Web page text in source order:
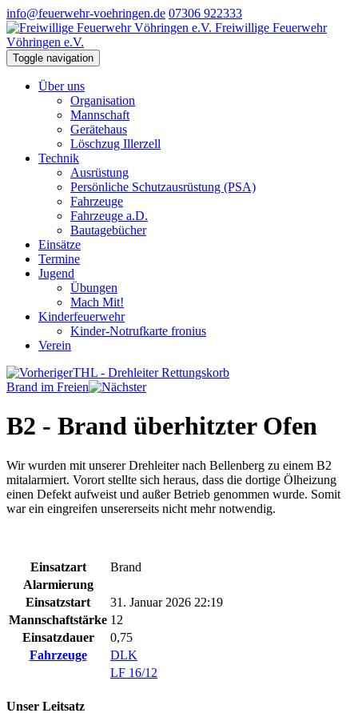
info@feuerwehr-voehringen.de 07306 922333
Freiwillige Feuerwehr
Vöhringen e.V.
Toggle navigation
Über uns
Organisation
Mannschaft
Gerätehaus
Löschzug Illerzell
Technik
Ausrüstung
Persönliche Schutzausrüstung (PSA)
Fahrzeuge
Fahrzeuge a.D.
Bautagebücher
Einsätze
Termine
Jugend
Übungen
Mach Mit!
Kinderfeuerwehr
Kinder-Notrufkarte fronius
Verein
THL - Drehleiter Rettungskorb
Brand im Freien
B2 - Brand überhitzter Ofen
Wir wurden mit unserer Drehleiter nach Bellenberg zu einem B2
mitalarmiert. Vorort stellte sich heraus, dass die dortige Ölheizung
einen Defekt aufweist und außer Betrieb genommen wurde. Somit
war ein eingreifen unsererseits nicht mehr notwendig.
Einsatzart
Brand
Alarmierung
Einsatzstart
31. Januar 2026 22:19
Mannschaftstärke 12
Einsatzdauer
0,75
Fahrzeuge
DLK
LF 16/12
Unser Leitsatz